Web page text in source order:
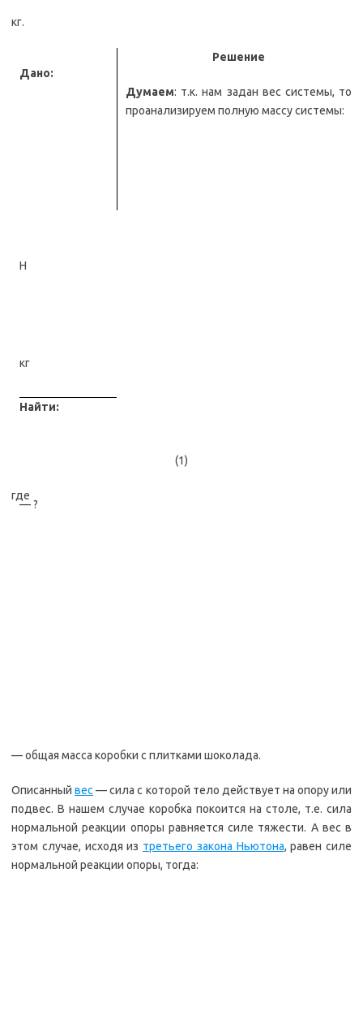
кг.
Дано:
Н
кг
Найти:
— ?
Решение
Думаем: т.к. нам задан вес системы, то
проанализируем полную массу системы:
(1)
где
— общая масса коробки с плитками шоколада.
Описанныйвес— сила с которой тело действует на опору или
подвес. В нашем случае коробка покоится на столе, т.е. сила
нормальной реакции опоры равняется силе тяжести. А вес в
этом случае, исходя из третьего закона Ньютона, равен силе
нормальной реакции опоры, тогда: